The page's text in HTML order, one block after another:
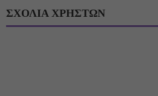
ΣΧΟΛΙΑ ΧΡΗΣΤΩΝ